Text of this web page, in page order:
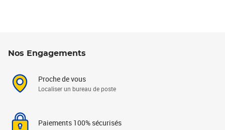
Nos Engagements
Proche de vous
Localiser un bureau de poste
Paiements 100% sécurisés